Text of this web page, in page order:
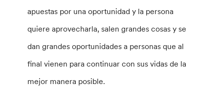
apuestas por una oportunidad y la persona
quiere aprovecharla, salen grandes cosas y se
dan grandes oportunidades a personas que al
final vienen para continuar con sus vidas de la
mejor manera posible.